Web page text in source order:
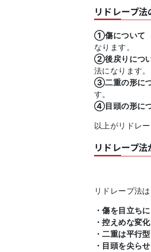
リドレープ法
①傷について
なります。
②後戻りにつ
法になります。
③二重の形に
す。
④目頭の形に
以上がリドレ
リドレープ
リドレープ法
・傷を目立ち
・控えめな変
・二重は平行
・目頭を尖ら